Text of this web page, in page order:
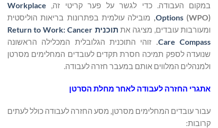
במקום העבודה. כדי לגשר על פער קריטי זה, Workplace
Options(WPO),
מובילה עולמית בפתרונות בריאות הוליסטית
ומעורבות עובדים, מציגה את
תוכנית Return to Work: Cancer
Care Compass
. זוהי התוכנית הגלובלית המכלילה הראשונה
שנועדה לספק תמיכה חסרת תקדים לעובדים המחלימים מסרטן
ולמנהלים המלווים אותם במעבר חזרה לעבודה.
אתגרי החזרה לעבודה לאחר מחלת הסרטן
עבור עובדים המחלימים מסרטן, מסע החזרה לעבודה כולל לעתים
קרובות: